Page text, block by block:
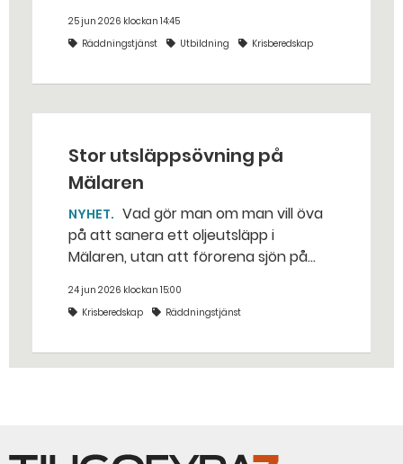
bakhåll, utspridda granater och hot
från livsfarliga drönare i det
25 jun 2026 klockan 14:45
Räddningstjänst
Utbildning Krisberedskap
Stor utsläppsövning på
Mälaren
NYHET
på att sanera ett oljeutsläpp i
Mälaren, utan att förorena sjön på
stället. Det gjorde räddningstjänsten i
Eskilstuna – tio kubikmeter närmare
24 jun 2026 klockan 15:00
Krisberedskap
Räddningstjänst